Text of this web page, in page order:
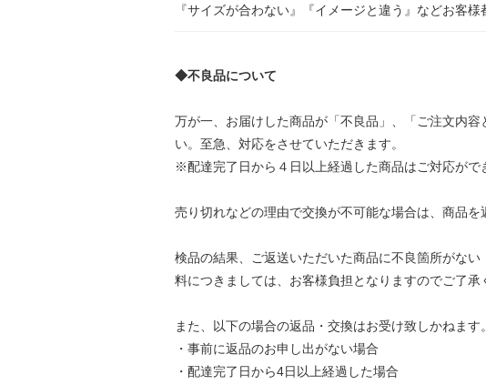
『サイズが合わない』『イメージと違う』などお客様
◆不良品について
万が一、お届けした商品が「不良品」、「ご注文内
い。至急、対応をさせていただきます。
※配達完了日から４日以上経過した商品はご対応がで
売り切れなどの理由で交換が不可能な場合は、商品
検品の結果、ご返送いただいた商品に不良箇所がな
料につきましては、お客様負担となりますのでご了承
また、以下の場合の返品・交換はお受け致しかねます。
・事前に返品のお申し出がない場合
・配達完了日から4日以上経過した場合